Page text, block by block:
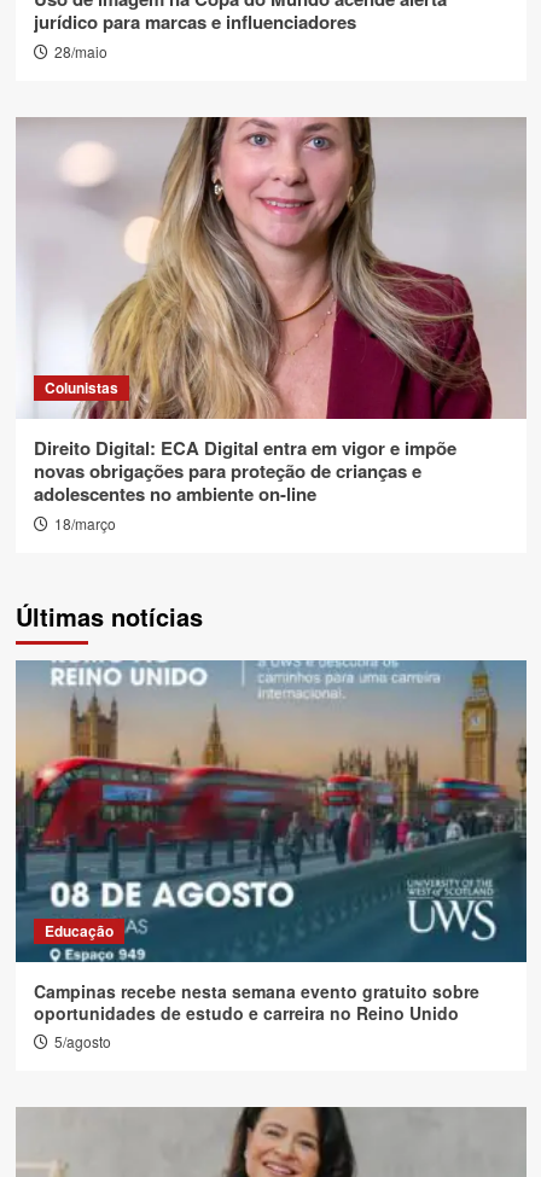
jurídico para marcas e influenciadores
28/maio
Colunistas
Direito Digital: ECA Digital entra em vigor e impõe
novas obrigações para proteção de crianças e
adolescentes no ambiente on-line
18/março
Últimas notícias
Educação
Campinas recebe nesta semana evento gratuito sobre
oportunidades de estudo e carreira no Reino Unido
5/agosto